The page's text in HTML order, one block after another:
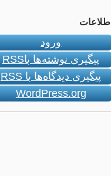
اطلاعات
ورود
پیگیری نوشته‌ها باRSS
پیگیری دیدگاه‌ها باRSS
WordPress.org